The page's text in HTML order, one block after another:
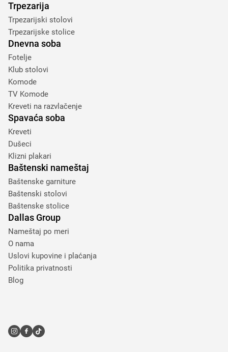
Trpezarija
Trpezarijski stolovi
Trpezarijske stolice
Dnevna soba
Fotelje
Klub stolovi
Komode
TV Komode
Kreveti na razvlačenje
Spavaća soba
Kreveti
Dušeci
Klizni plakari
Baštenski nameštaj
Baštenske garniture
Baštenski stolovi
Baštenske stolice
Dallas Group
Nameštaj po meri
O nama
Uslovi kupovine i plaćanja
Politika privatnosti
Blog